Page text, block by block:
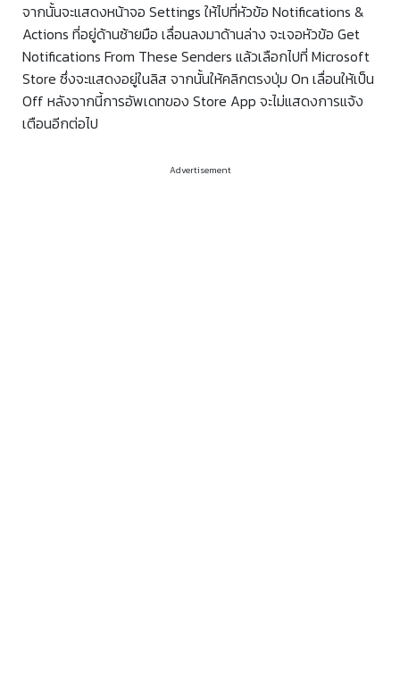
จากนั้นจะแสดงหน้าจอ Settings ให้ไปที่หัวข้อ Notifications &
Actions ที่อยู่ด้านซ้ายมือ เลื่อนลงมาด้านล่าง จะเจอหัวข้อ Get
Notifications From These Senders แล้วเลือกไปที่ Microsoft
Store ซึ่งจะแสดงอยู่ในลิส จากนั้นให้คลิกตรงปุ่ม On เลื่อนให้เป็น
Off หลังจากนี้การอัพเดทของ Store App จะไม่แสดงการแจ้ง
เตือนอีกต่อไป
Advertisement